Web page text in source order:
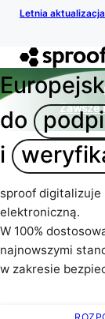
Letnia
do
i
sproof digitalizuje
elektroniczną.
W 100%
najnowszymi
w zakresie
Zawsze